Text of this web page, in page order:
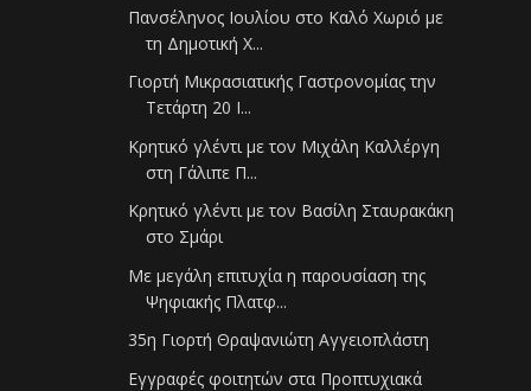
Πανσέληνος Ιουλίου στο Καλό Χωριό με
τη Δημοτική Χ...
Γιορτή Μικρασιατικής Γαστρονομίας την
Τετάρτη 20 Ι...
Κρητικό γλέντι με τον Μιχάλη Καλλέργη
στη Γάλιπε Π...
Κρητικό γλέντι με τον Βασίλη Σταυρακάκη
στο Σμάρι
Με μεγάλη επιτυχία η παρουσίαση της
Ψηφιακής Πλατφ...
35η Γιορτή Θραψανιώτη Αγγειοπλάστη
Εγγραφές φοιτητών στα Προπτυχιακά